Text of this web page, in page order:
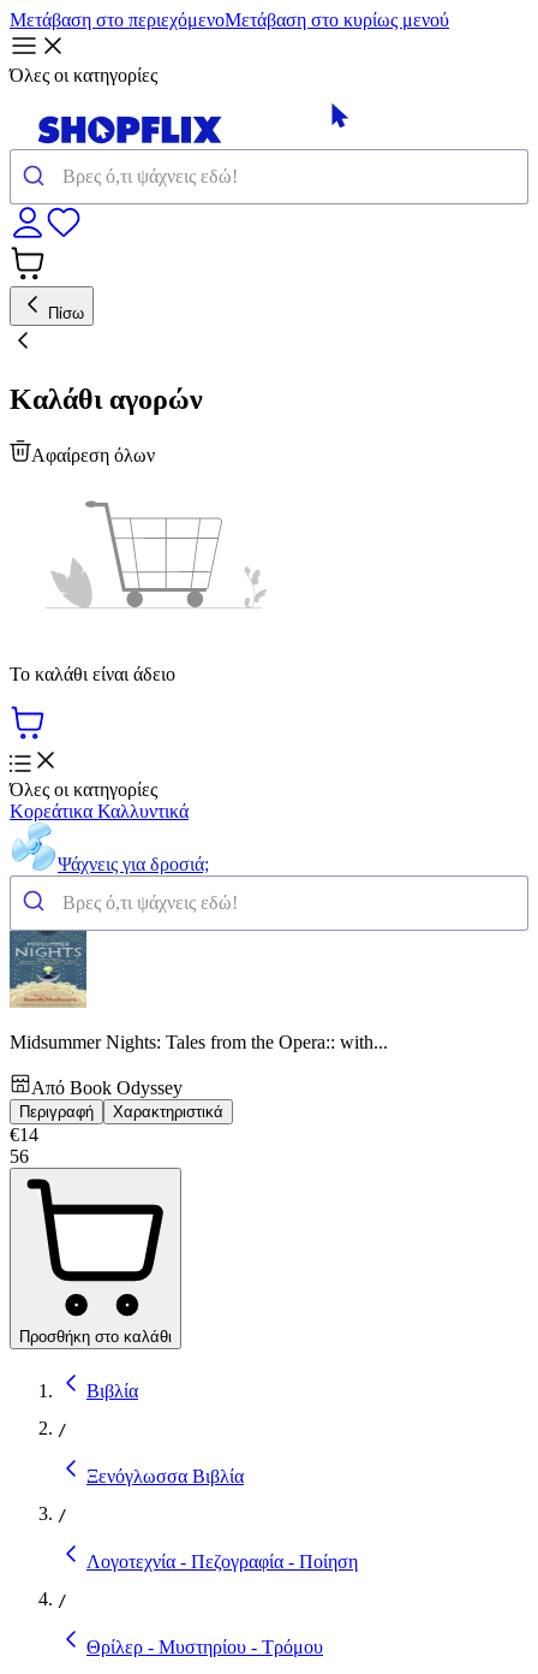
Μετάβαση στο περιεχόμενοΜετάβαση στο κυρίως μενού
Όλες οι κατηγορίες
Πίσω
Καλάθι αγορών
Αφαίρεση όλων
Το καλάθι είναι άδειο
Όλες οι κατηγορίες
Κορεάτικα Καλλυντικά
Ψάχνεις για δροσιά;
Midsummer Nights: Tales from the Opera:: with...
Από Book Odyssey
Περιγραφή Χαρακτηριστικά
€14
56
Προσθήκη στο καλάθι
Βιβλία
/
Ξενόγλωσσα Βιβλία
/
Λογοτεχνία - Πεζογραφία - Ποίηση
/
Θρίλερ - Μυστηρίου - Τρόμου